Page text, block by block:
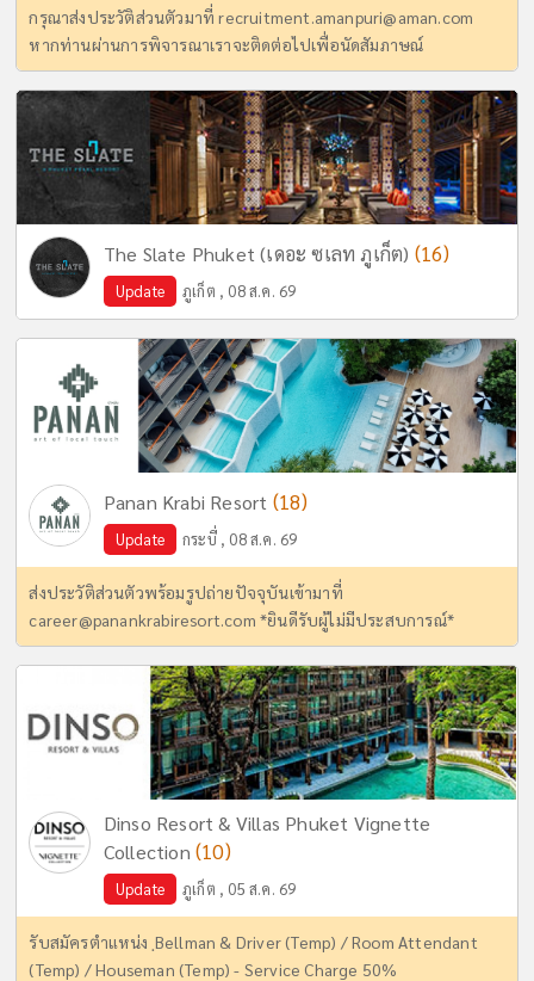
กรุณาส่งประวัติส่วนตัวมาที่recruitment.amanpuri@aman.com
หากท่านผ่านการพิจารณาเราจะติดต่อไปเพื่อนัดสัมภาษณ์
The Slate Phuket (เดอะ ซเลท ภูเก็ต) (16)
Update ภูเก็ต , 08 ส.ค. 69
Panan Krabi Resort (18)
Update กระบี่ , 08 ส.ค. 69
ส่งประวัติส่วนตัวพร้อมรูปถ่ายปัจจุบันเข้ามาที่
career@panankrabiresort.com *ยินดีรับผู้ไม่มีประสบการณ์*
Dinso Resort & Villas Phuket Vignette
Collection (10)
Update ภูเก็ต , 05 ส.ค. 69
รับสมัครตำแหน่ง ฺBellman & Driver (Temp) / Room Attendant
(Temp) / Houseman (Temp) - Service Charge 50%